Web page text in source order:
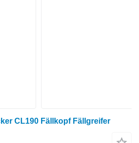
CL190 Fällkopf Fällgreifer